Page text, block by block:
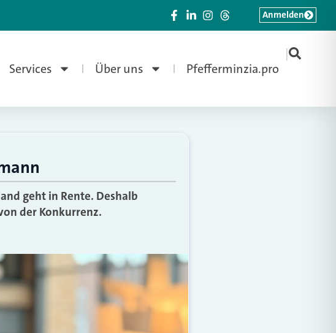
Services Über uns Pfefferminzia.pro
|
Anmelden
geht in Rente. Deshalb
der Konkurrenz.